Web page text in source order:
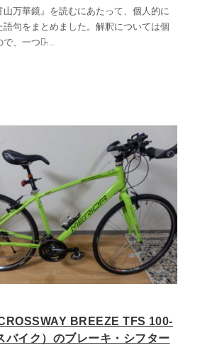
山万華鏡』を読むにあたって、個人的に
語句をまとめました。解釈については個
、一つの̵...
BREEZE TFS 100-
イク）のブレーキ・シフター